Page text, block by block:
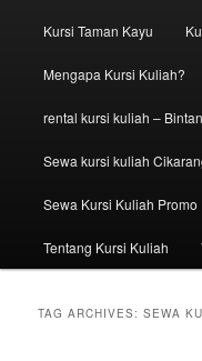
Kursi Taman Kayu
Mengapa Kursi Kuliah?
rental kursi kuliah –
Sewa kursi kuliah
Sewa Kursi Kuliah Promo
Tentang Kursi Kuliah
TAG ARCHIVES:SEWA